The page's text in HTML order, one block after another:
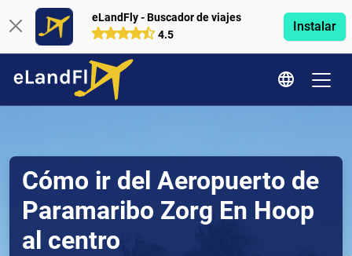
eLandFly - Buscador de viajes
4.5
Instalar
Cómo ir del Aeropuerto de
Paramaribo Zorg En Hoop
al centro